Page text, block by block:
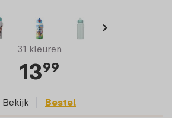
31 kleuren
1399
Bekijk Bestel